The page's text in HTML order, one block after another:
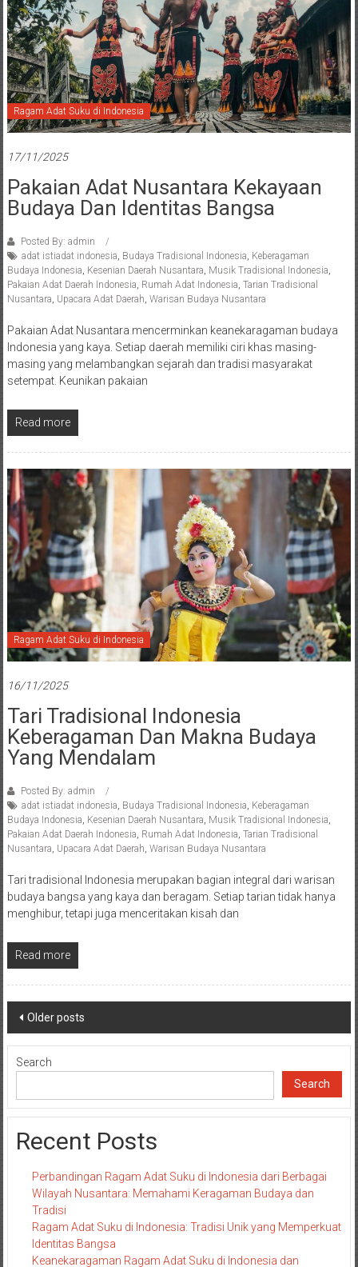
Ragam Adat Suku di Indonesia
17/11/2025
Pakaian Adat Nusantara Kekayaan
Budaya Dan Identitas Bangsa
Posted By: admin
adat istiadat indonesia, Budaya Tradisional Indonesia, Keberagaman
Budaya Indonesia, Kesenian Daerah Nusantara, Musik Tradisional Indonesia,
Pakaian Adat Daerah Indonesia, Rumah Adat Indonesia, Tarian Tradisional
Nusantara, Upacara Adat Daerah, Warisan Budaya Nusantara
Pakaian Adat Nusantara mencerminkan keanekaragaman budaya
Indonesia yang kaya. Setiap daerah memiliki ciri khas masing-
masing yang melambangkan sejarah dan tradisi masyarakat
setempat. Keunikan pakaian
Read more
Ragam Adat Suku di Indonesia
16/11/2025
Tari Tradisional Indonesia
Keberagaman Dan Makna Budaya
Yang Mendalam
Posted By: admin
adat istiadat indonesia, Budaya Tradisional Indonesia, Keberagaman
Budaya Indonesia, Kesenian Daerah Nusantara, Musik Tradisional Indonesia,
Pakaian Adat Daerah Indonesia, Rumah Adat Indonesia, Tarian Tradisional
Nusantara, Upacara Adat Daerah, Warisan Budaya Nusantara
Tari tradisional Indonesia merupakan bagian integral dari warisan
budaya bangsa yang kaya dan beragam. Setiap tarian tidak hanya
menghibur, tetapi juga menceritakan kisah dan
Read more
Posts
navigation
Older posts
Search
Search
Recent Posts
Perbandingan Ragam Adat Suku di Indonesia dari Berbagai
Wilayah Nusantara: Memahami Keragaman Budaya dan
Tradisi
Ragam Adat Suku di Indonesia: Tradisi Unik yang Memperkuat
Identitas Bangsa
Keanekaragaman Ragam Adat Suku di Indonesia dan